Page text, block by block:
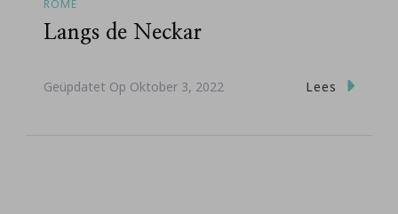
ROME
Langs de Neckar
Geüpdatet Op Oktober 3, 2022 Lees